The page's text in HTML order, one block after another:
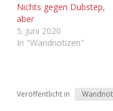
Nichts gegen Dubstep,
aber
5. Juni 2020
In "Wandnotizen"
Veröffentlicht in